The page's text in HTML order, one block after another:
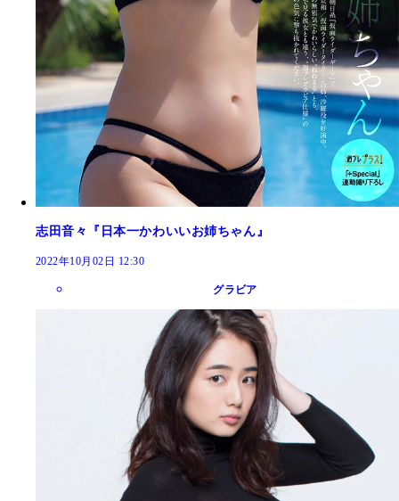
志田音々『日本一かわいいお姉ちゃん』
2022年10月02日 12:30
グラビア